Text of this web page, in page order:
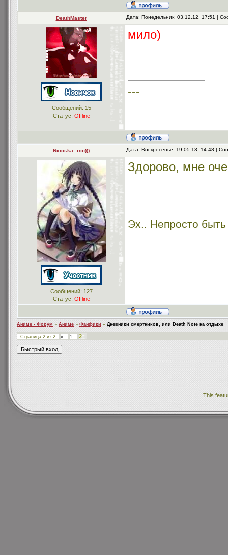
DeathMaster Дата: Понедельник, 03.12.12, 17:51 |
Сообщений: 15
Статус: Offline
мило)
---
Nюсьkа_тян))) Дата: Воскресенье, 19.05.13, 14:48 |
Сообщений: 127
Статус: Offline
Здорово, мне
Эх.. Непросто
Аниме - Форум » Аниме » Фанфики » Дневники смертников, или Death Note на отдыхе
Страница 2 из 2 « 1 2
This